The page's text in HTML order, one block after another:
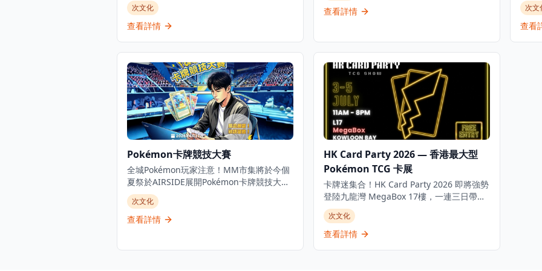
展覽中心3號館舉行，標誌著本港創意及娛樂
產業的重要里程碑。 香港著名演員及監製古
天樂將首次公開展出其私人珍藏玩具系列，
包括Marvel及DC角色的1:1模型。現場更將
展出由Chris Evans及Robert Downey Jr.親
筆簽名的電影道具及珍藏海報。 活動提供獨
家「Meet the Stars」尊貴體驗，讓粉絲享
有1對1合照、個人化簽名及與偶像面對面見
面會的機會。這些尊貴門票預計將迅速售
最後入場時間為晚上7時30分。門票設有多
個級別：三日尊享票港幣680元、三日成人
票港幣380元、三日小童票（10歲或以下）
港幣200元、一日成人票港幣150元、一日小
童票港幣80元。匯豐Mastercard持卡人於4
月8日至9日享有優先購票，公開發售於2026
次文化
查看詳情
衝刺舞台，讓玩家盡情體驗「X衝刺」同「爆
對戰限時5分鐘或3局，完結後請重新排隊輪
候。 2. 自由對戰以互相切磋為樂，友誼第
一，比賽第二。 3. 場內提供嘅陀螺盤只限對
戰區內使用，請勿擅自取走。 4. 請小心保管
個人財物，離開時記得清理個人物品及垃
圾。 5. 歡迎自攜陀螺盤。 日期：2026年5月
29日至6月12日，每日上午10時至晚上10時
地點：九龍新蒲崗太子道東638號 Mikiki 地
下中庭 B區
查看詳情
將於
2 期
次文
查看
Pokémon卡牌競技大賽
全城Pokémon玩家注意！MM市集將於今個
夏祭於AIRSIDE展開Pokémon卡牌競技大
賽，準備迎接一場最強嘅腦力與卡牌對決！
記得帶埋最鍾意嘅卡過嚟參戰，現場將匯聚
各路高手，展開連場精彩交鋒。贏家將有機
次文化
查看詳情
HK Card Party 2026 — 香港最大型
Pokémon TCG 卡展
卡牌迷集合！HK Card Party 2026 即將強勢
登陸九龍灣 MegaBox 17樓，一連三日帶你
盡情交流、買賣同慶祝 Pokémon TCG 嘅魅
力。 🃏 HK Card Party 係香港規模最大嘅
Pokémon 集換式卡牌博覽會，匯聚本地及各
次文化
查看詳情